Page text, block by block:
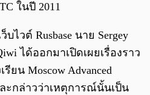
ในปี 2011
บไวต์ Rusbase นาย Sergey
ได้ออกมาเปิดเผยเรื่องราว
ยน Moscow Advanced
ละกล่าวว่าเหตุการณ์นั้นเป็น